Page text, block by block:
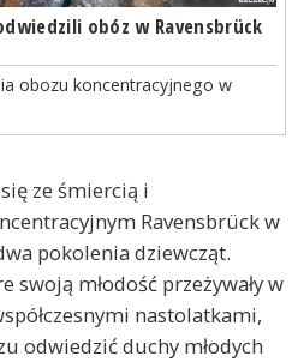
obóz w Ravensbrück
obozu koncentracyjnego w
ze śmiercią i
Ravensbrück w
pokolenia dziewcząt.
swoją młodość przeżywały w
nastolatkami,
odwiedzić duchy młodych